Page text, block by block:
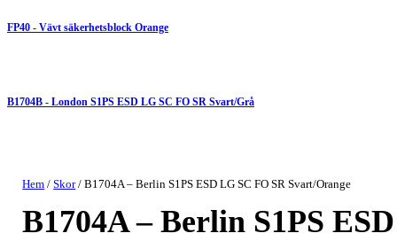
FP40 - Vävt säkerhetsblock Orange
B1704B - London S1PS ESD LG SC FO SR Svart/Grå
Hem /Skor/ B1704A – Berlin S1PS ESD LG SC FO SR Svart/Orange
B1704A – Berlin S1PS ESD